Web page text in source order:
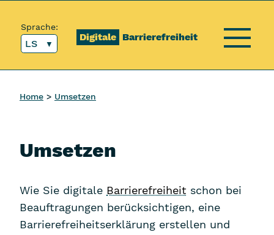
Digitale Barrierefreiheit
Sprache:
LS Menü
Home Umsetzen
Umsetzen
Wie Sie digitale Barrierefreiheit schon bei
Beauftragungen berücksichtigen, eine
Barrierefreiheitserklärung erstellen und